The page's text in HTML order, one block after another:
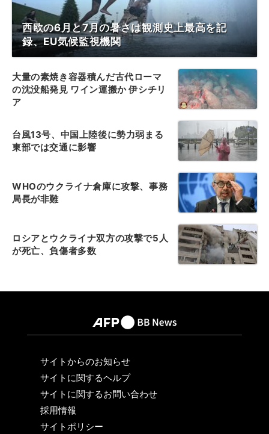
西欧の6月と7月の暑さは観測史上最高を記
録、EU気候監視機関
大量の素焼き容器積んだ古代ローマ
の沈没船発見 ワイン運搬か 伊シチリ
ア
台風13号、中国上陸後に勢力弱まる
東部では交通に影響
WHOのウクライナ倉庫に攻撃、事務
局長が非難
ロシアとウクライナ双方の攻撃で5人
が死亡、負傷者多数
サイトからのお知らせ
サイトに関するヘルプ
サイトに関するお問い合わせ
採用情報
サイトポリシー